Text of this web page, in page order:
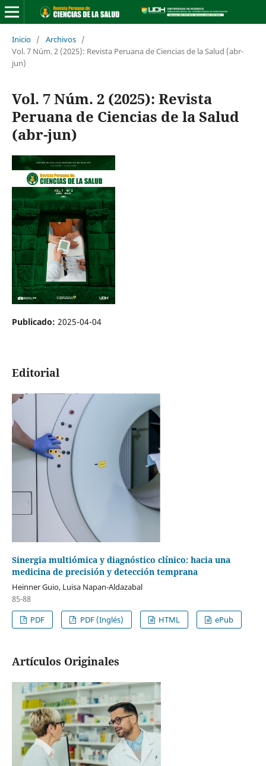
Inicio / Archivos /
Vol. 7 Núm. 2 (2025): Revista Peruana de Ciencias de la Salud (abr-
jun)
Vol. 7 Núm. 2 (2025): Revista
Peruana de Ciencias de la Salud
(abr-jun)
Publicado: 2025-04-04
Editorial
Sinergia multiómica y diagnóstico clínico: hacia una
medicina de precisión y detección temprana
Heinner Guio, Luisa Napan-Aldazabal
85-88
PDF
PDF (Inglés) HTML ePub
Artículos Originales